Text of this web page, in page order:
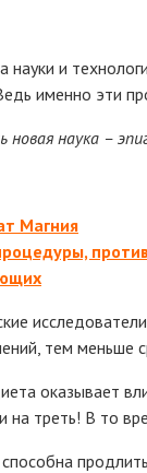
науки и
именно эти
наука –
Магния
тем меньше
оказывает
треть! В то